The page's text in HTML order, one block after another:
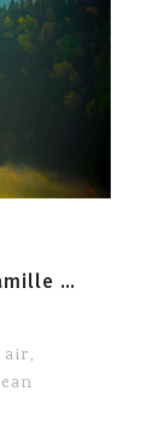
VIVA : pour des vacances en famille mémorables
air,